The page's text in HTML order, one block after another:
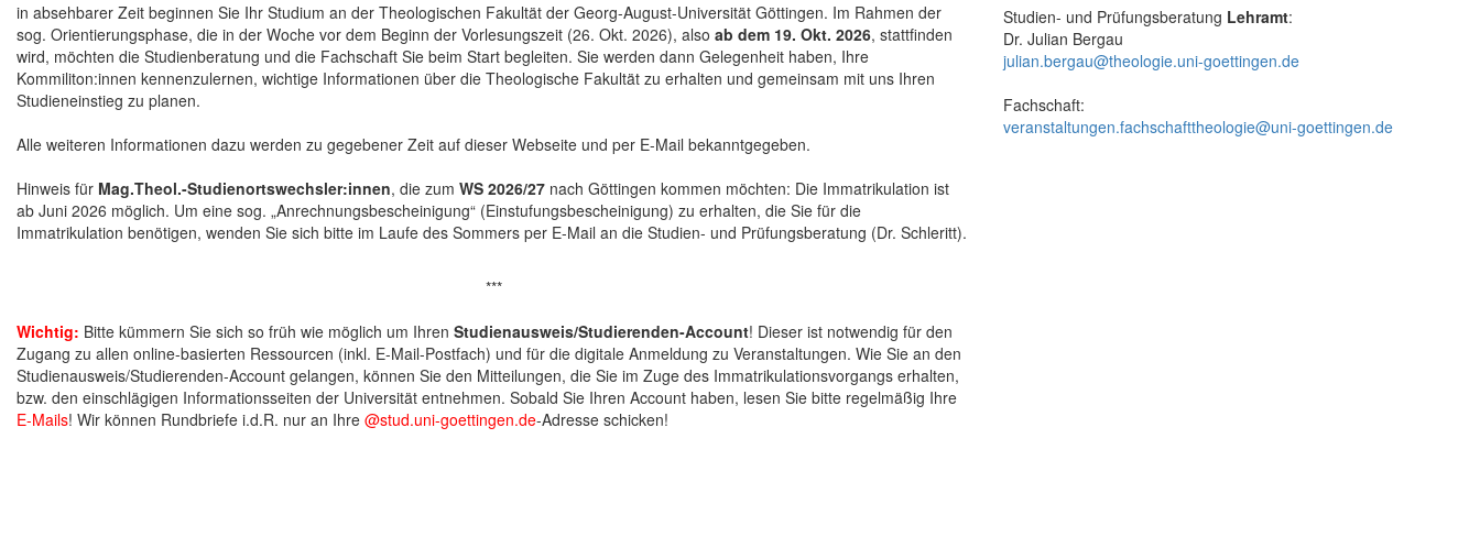
in absehbarer Zeit beginnen Sie Ihr Studium an der Theologischen Fakultät der Georg-August-Universität Göttingen. Im Rahmen der
sog. Orientierungsphase, die in der Woche vor dem Beginn der Vorlesungszeit (26. Okt. 2026), also ab dem 19. Okt. 2026, stattfinden
wird, möchten die Studienberatung und die Fachschaft Sie beim Start begleiten. Sie werden dann Gelegenheit haben, Ihre
Kommiliton:innen kennenzulernen, wichtige Informationen über die Theologische Fakultät zu erhalten und gemeinsam mit uns Ihren
Studieneinstieg zu planen.
Alle weiteren Informationen dazu werden zu gegebener Zeit auf dieser Webseite und per E-Mail bekanntgegeben.
Hinweis für Mag.Theol.-Studienortswechsler:innen, die zum WS 2026/27 nach Göttingen kommen möchten: Die Immatrikulation ist
ab Juni 2026 möglich. Um eine sog. „Anrechnungsbescheinigung“ (Einstufungsbescheinigung) zu erhalten, die Sie für die
Immatrikulation benötigen, wenden Sie sich bitte im Laufe des Sommers per E-Mail an die Studien- und Prüfungsberatung (Dr. Schleritt).
***
Wichtig: Bitte kümmern Sie sich so früh wie möglich um Ihren Studienausweis/Studierenden-Account! Dieser ist notwendig für den
Zugang zu allen online-basierten Ressourcen (inkl. E-Mail-Postfach) und für die digitale Anmeldung zu Veranstaltungen. Wie Sie an den
Studienausweis/Studierenden-Account gelangen, können Sie den Mitteilungen, die Sie im Zuge des Immatrikulationsvorgangs erhalten,
bzw. den einschlägigen Informationsseiten der Universität entnehmen. Sobald Sie Ihren Account haben, lesen Sie bitte regelmäßig Ihre
E-Mails! Wir können Rundbriefe i.d.R. nur an Ihre @stud.uni-goettingen.de-Adresse schicken!
Studien- und Prüfungsberatung Lehramt:
Dr. Julian Bergau
julian.bergau@theologie.uni-goettingen.de
Fachschaft:
veranstaltungen.fachschafttheologie@uni-goettingen.de